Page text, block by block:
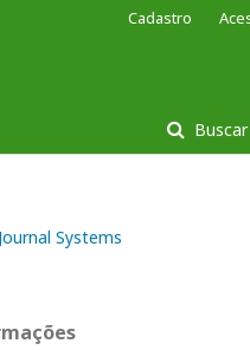
Buscar
Cadastro
Systems